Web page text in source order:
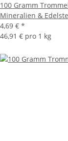
100 Gramm
Mineralien &
4,69 € *
46,91 € pro 1 kg